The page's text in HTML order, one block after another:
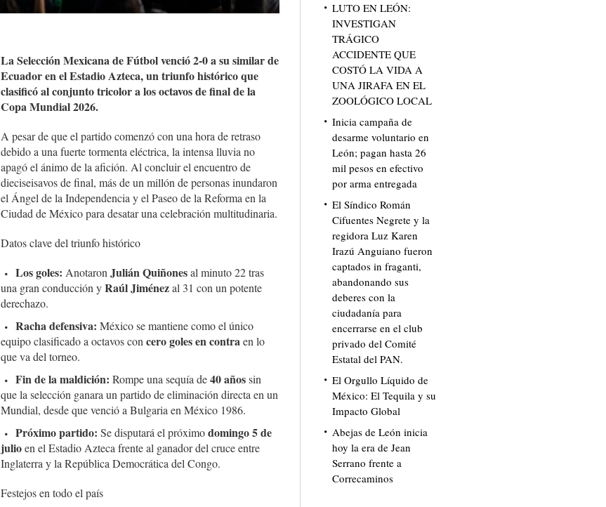
La Selección Mexicana de Fútbol venció 2-0 a su similar de
Ecuador en el Estadio Azteca, un triunfo histórico que
clasificó al conjunto tricolor a los octavos de final de la
Copa Mundial 2026.
A pesar de que el partido comenzó con una hora de retraso
debido a una fuerte tormenta eléctrica, la intensa lluvia no
apagó el ánimo de la afición. Al concluir el encuentro de
dieciseisavos de final, más de un millón de personas inundaron
el Ángel de la Independencia y el Paseo de la Reforma en la
Ciudad de México para desatar una celebración multitudinaria.
Datos clave del triunfo histórico
Los goles: Anotaron Julián Quiñonesal minuto 22 tras
una gran conducción yRaúl Jiménezal 31 con un potente
derechazo.
Racha defensiva: México se mantiene como el único
equipo clasificado a octavos con cero goles en contraen lo
que va del torneo.
Fin de la maldición: Rompe una sequía de40 añossin
que la selección ganara un partido de eliminación directa en un
Mundial, desde que venció a Bulgaria en México 1986.
Próximo partido: Se disputará el próximodomingo 5 de
julioen el Estadio Azteca frente al ganador del cruce entre
Inglaterra y la República Democrática del Congo.
Festejos en todo el país
LUTO EN LEÓN:
INVESTIGAN
TRÁGICO
ACCIDENTE QUE
COSTÓ LA VIDA A
UNA JIRAFA EN EL
ZOOLÓGICO LOCAL
Inicia campaña de
desarme voluntario en
León; pagan hasta 26
mil pesos en efectivo
por arma entregada
El Síndico Román
Cifuentes Negrete y la
regidora Luz Karen
Irazú Anguiano fueron
captados in fraganti,
abandonando sus
deberes con la
ciudadanía para
encerrarse en el club
privado del Comité
Estatal del PAN.
El Orgullo Líquido de
México: El Tequila y su
Impacto Global
Abejas de León inicia
hoy la era de Jean
Serrano frente a
Correcaminos